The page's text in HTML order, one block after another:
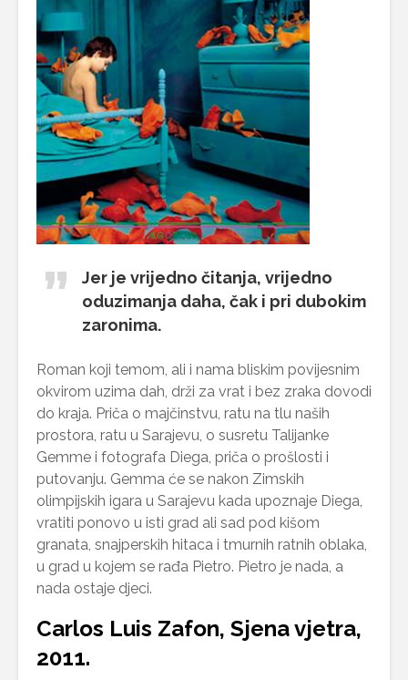
Jer je vrijedno čitanja, vrijedno
oduzimanja daha, čak i pri dubokim
zaronima.
Roman koji temom, ali i nama bliskim povijesnim
okvirom uzima dah, drži za vrat i bez zraka dovodi
do kraja. Priča o majčinstvu, ratu na tlu naših
prostora, ratu u Sarajevu, o susretu Talijanke
Gemme i fotografa Diega, priča o prošlosti i
putovanju. Gemma će se nakon Zimskih
olimpijskih igara u Sarajevu kada upoznaje Diega,
vratiti ponovo u isti grad ali sad pod kišom
granata, snajperskih hitaca i tmurnih ratnih oblaka,
u grad u kojem se rađa Pietro. Pietro je nada, a
nada ostaje djeci.
Carlos Luis Zafon, Sjena vjetra,
2011.